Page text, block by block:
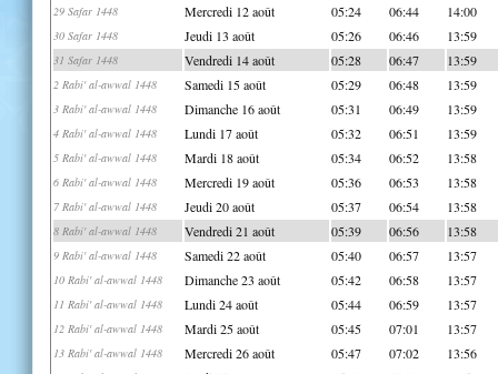
29 Safar 1448 Mercredi 12 août 05:24 06:44 14:00
30 Safar 1448 Jeudi 13 août 05:26 06:46 13:59
31 Safar 1448 Vendredi 14 août 05:28 06:47 13:59
2 Rabi' al-awwal 1448 Samedi 15 août 05:29 06:48 13:59
3 Rabi' al-awwal 1448 Dimanche 16 août 05:31 06:49 13:59
4 Rabi' al-awwal 1448 Lundi 17 août 05:32 06:51 13:59
5 Rabi' al-awwal 1448 Mardi 18 août 05:34 06:52 13:58
6 Rabi' al-awwal 1448 Mercredi 19 août 05:36 06:53 13:58
7 Rabi' al-awwal 1448 Jeudi 20 août 05:37 06:54 13:58
8 Rabi' al-awwal 1448 Vendredi 21 août 05:39 06:56 13:58
9 Rabi' al-awwal 1448 Samedi 22 août 05:40 06:57 13:57
10 Rabi' al-awwal 1448 Dimanche 23 août 05:42 06:58 13:57
11 Rabi' al-awwal 1448 Lundi 24 août 05:44 06:59 13:57
12 Rabi' al-awwal 1448 Mardi 25 août 05:45 07:01 13:57
13 Rabi' al-awwal 1448 Mercredi 26 août 05:47 07:02 13:56